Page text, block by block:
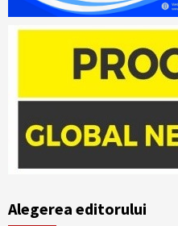
Alegerea editorului